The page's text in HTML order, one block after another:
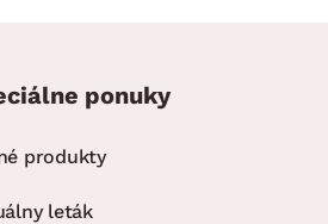
ponuky
produkty
leták